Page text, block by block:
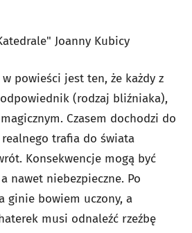
Joanny Kubicy
powieści jest ten, że każdy z
(rodzaj bliźniaka),
Czasem dochodzi do
realnego trafia do świata
Konsekwencje mogą być
nawet niebezpieczne. Po
ginie bowiem uczony, a
musi odnaleźć rzeźbę